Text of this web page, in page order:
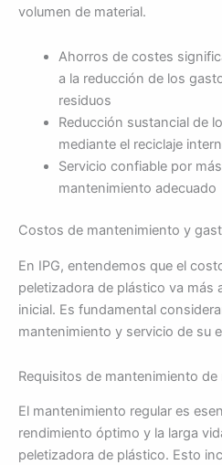
volumen de material.
Ahorros de costes
a la reducción de los
residuos
Reducción sustancial de
mediante el reciclaje
Servicio confiable por
mantenimiento adecuado
Costos de mantenimiento y
En IPG, entendemos que el
peletizadora de plástico va más
inicial. Es fundamental
mantenimiento y servicio de su
Requisitos de mantenimiento de
El mantenimiento regular es
rendimiento óptimo y la larga
peletizadora de plástico. Esto